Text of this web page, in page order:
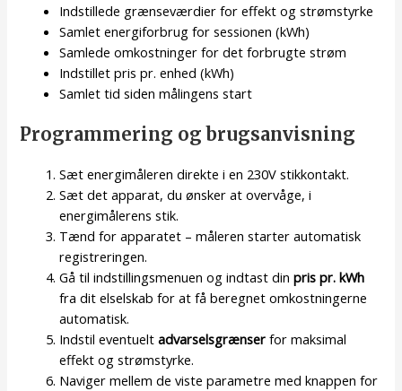
Indstillede grænseværdier for effekt og strømstyrke
Samlet energiforbrug for sessionen (kWh)
Samlede omkostninger for det forbrugte strøm
Indstillet pris pr. enhed (kWh)
Samlet tid siden målingens start
Programmering og brugsanvisning
Sæt energimåleren direkte i en 230V stikkontakt.
Sæt det apparat, du ønsker at overvåge, i
energimålerens stik.
Tænd for apparatet – måleren starter automatisk
registreringen.
Gå til indstillingsmenuen og indtast dinpris pr. kWh
fra dit elselskab for at få beregnet omkostningerne
automatisk.
Indstil eventueltadvarselsgrænser for maksimal
effekt og strømstyrke.
Naviger mellem de viste parametre med knappen for